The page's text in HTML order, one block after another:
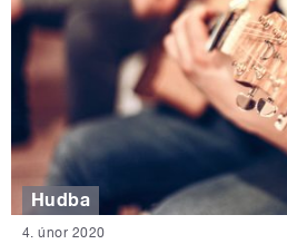
Hudba
4. únor 2020